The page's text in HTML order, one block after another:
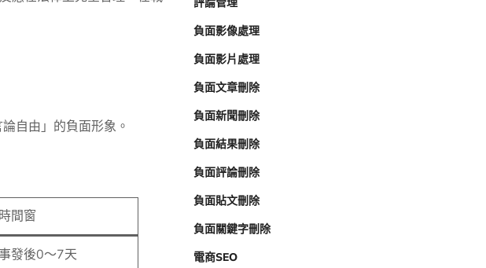
自由」的負面形象。
時間窗
發後0～7天
負面影像處理
負面影片處理
負面文章刪除
負面新聞刪除
負面結果刪除
負面評論刪除
負面貼文刪除
負面關鍵字刪除
電商SEO